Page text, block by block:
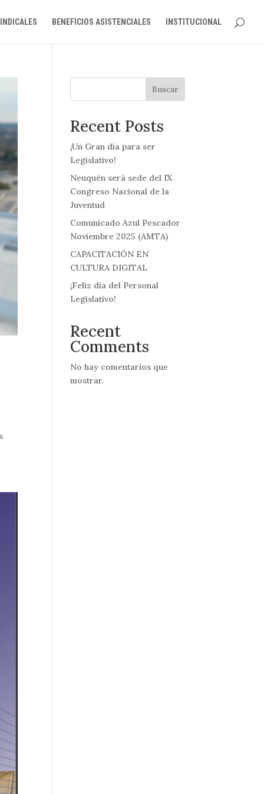
BENEFICIOS ASISTENCIALES INSTITUCIONAL
Buscar
Recent Posts
¡Un Gran día para ser
Legislativo!
Neuquén será sede del IX
Congreso Nacional de la
Juventud
Comunicado Azul Pescador
Noviembre 2025 (AMTA)
CAPACITACIÓN EN
CULTURA DIGITAL
¡Feliz día del Personal
Legislativo!
Recent
Comments
No hay comentarios que
mostrar.